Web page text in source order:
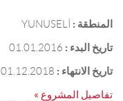
المنطقة : YUNUSELİ
تاريخ البدء : 01.01.2016
تاريخ الانتهاء : 01.12.2018
تفاصيل المشروع »